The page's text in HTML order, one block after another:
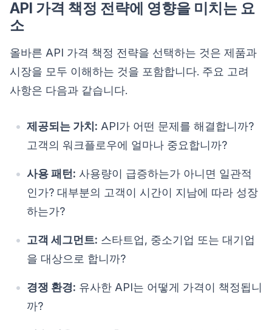
API 가격 책정 전략에 영향을 미치는 요
소
올바른 API 가격 책정 전략을 선택하는 것은 제품과
시장을 모두 이해하는 것을 포함합니다. 주요 고려
사항은 다음과 같습니다.
제공되는 가치: API가 어떤 문제를 해결합니까?
고객의 워크플로우에 얼마나 중요합니까?
사용 패턴: 사용량이 급증하는가 아니면 일관적
인가? 대부분의 고객이 시간이 지남에 따라 성장
하는가?
고객 세그먼트: 스타트업, 중소기업 또는 대기업
을 대상으로 합니까?
경쟁 환경: 유사한 API는 어떻게 가격이 책정됩니
까?